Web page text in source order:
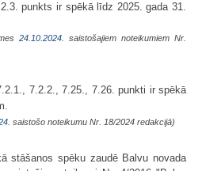
punkts ir spēkā līdz 2025. gada 31.
24.10.2024. saistošajiem noteikumiem Nr.
7.2.2., 7.25., 7.26. punkti ir spēkā
saistošo noteikumu Nr. 18/2024 redakcijā)
stāšanos spēku zaudē Balvu novada